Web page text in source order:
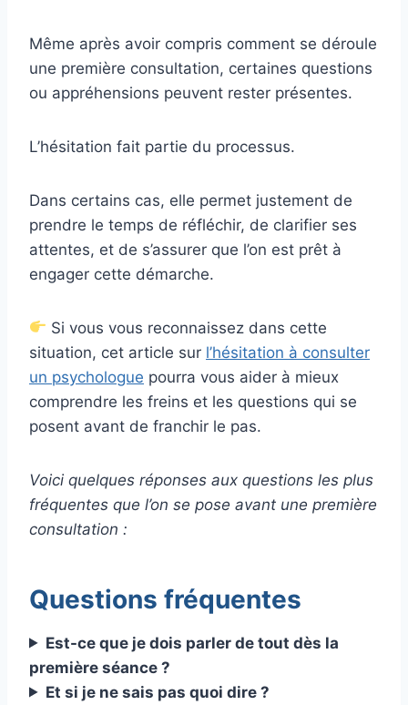
Même après avoir compris comment se déroule
une première consultation, certaines questions
ou appréhensions peuvent rester présentes.
L’hésitation fait partie du processus.
Dans certains cas, elle permet justement de
prendre le temps de réfléchir, de clarifier ses
attentes, et de s’assurer que l’on est prêt à
engager cette démarche.
Si vous vous reconnaissez dans cette
situation, cet article sur l’hésitation à consulter
un psychologue pourra vous aider à mieux
comprendre les freins et les questions qui se
posent avant de franchir le pas.
Voici quelques réponses aux questions les plus
fréquentes que l’on se pose avant une première
consultation :
Questions fréquentes
Est-ce que je dois parler de tout dès la
première séance ?
Et si je ne sais pas quoi dire ?